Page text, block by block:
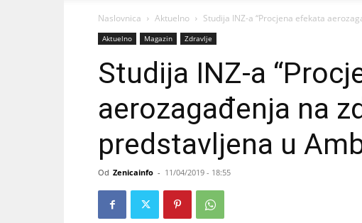
Naslovnica Aktuelno Studija INZ-a “Procjena efekata
Aktuelno Magazin Zdravlje
Studija INZ-a
aerozagađenja na
predstavljena u
Od Zenicainfo - 11/04/2019 - 18:55